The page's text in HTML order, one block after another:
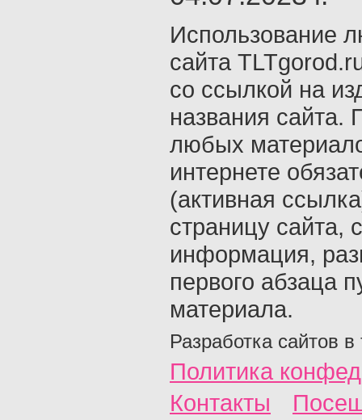
Использование
сайта
со ссылкой на
названия сайта.
любых
интернете
(активная
страницу сайта,
информация,
первого абзаца
материала.
Разработка сайтов в
Политика
Контакты